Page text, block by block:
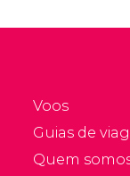
sua
Voos
Guias de
Quem